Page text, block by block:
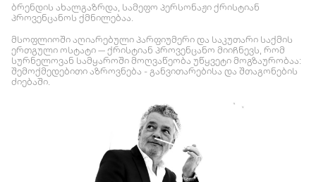
ბრენდის ახალგაზრდა, სამეფო პერსონაჟი ქრისტიან
პროვენცანოს ქმნილებაა.
მსოფლიოში აღიარებული პარფიუმერი და საკუთარი საქმის
ერთგული ოსტატი — ქრისტიან პროვენცანო მიიჩნევს, რომ
სურნელოვან სამყაროში მოღვაწეობა უწყვეტი მოგზაურობაა:
შემოქმედებითი აზროვნება - განვითარებისა და შთაგონების
ძიებაში.